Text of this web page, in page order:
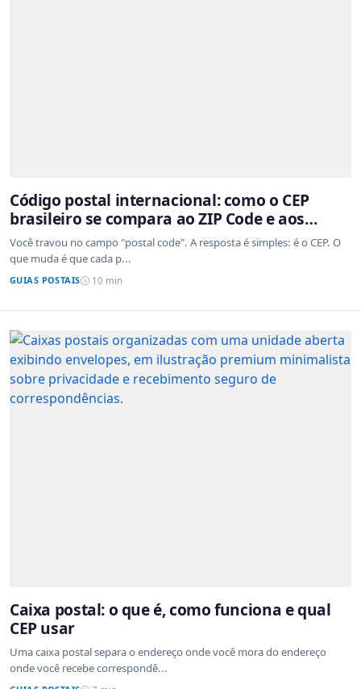
Código postal internacional: como o CEP
brasileiro se compara ao ZIP Code e aos
sistemas de outros países
Você travou no campo "postal code". A resposta é simples: é o CEP. O
que muda é que cada p...
GUIAS POSTAIS 10 min
Caixa postal: o que é, como funciona e qual
CEP usar
Uma caixa postal separa o endereço onde você mora do endereço
onde você recebe correspondê...